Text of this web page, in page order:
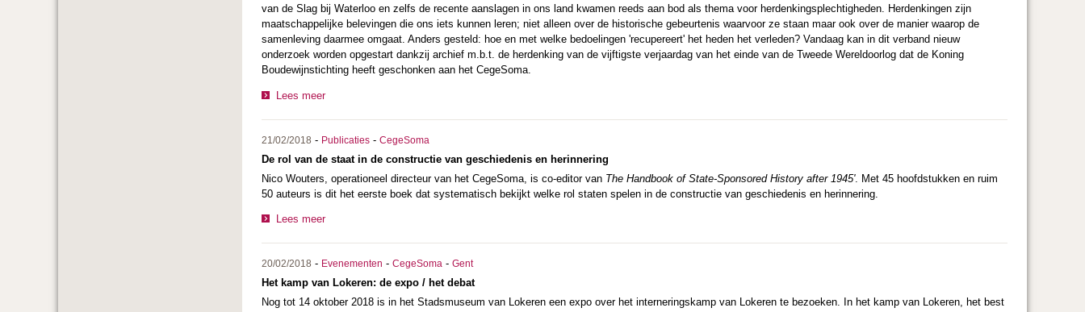
van de Slag bij Waterloo en zelfs de recente aanslagen in ons land kwamen reeds aan bod als thema voor herdenkingsplechtigheden. Herdenkingen zijn
maatschappelijke belevingen die ons iets kunnen leren; niet alleen over de historische gebeurtenis waarvoor ze staan maar ook over de manier waarop de
samenleving daarmee omgaat. Anders gesteld: hoe en met welke bedoelingen 'recupereert' het heden het verleden? Vandaag kan in dit verband nieuw
onderzoek worden opgestart dankzij archief m.b.t. de herdenking van de vijftigste verjaardag van het einde van de Tweede Wereldoorlog dat de Koning
Boudewijnstichting heeft geschonken aan het CegeSoma.
Lees meer
21/02/2018 - Publicaties - CegeSoma
De rol van de staat in de constructie van geschiedenis en herinnering
Nico Wouters, operationeel directeur van het CegeSoma, is co-editor van The Handbook of State-Sponsored History after 1945'. Met 45 hoofdstukken en ruim
50 auteurs is dit het eerste boek dat systematisch bekijkt welke rol staten spelen in de constructie van geschiedenis en herinnering.
Lees meer
20/02/2018 - Evenementen - CegeSoma - Gent
Het kamp van Lokeren: de expo / het debat
Nog tot 14 oktober 2018 is in het Stadsmuseum van Lokeren een expo over het interneringskamp van Lokeren te bezoeken. In het kamp van Lokeren, het best